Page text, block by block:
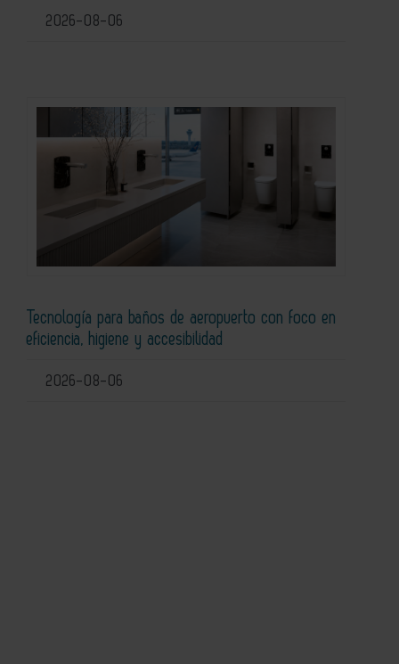
2026-08-06
Tecnología para baños de aeropuerto con foco en
eficiencia, higiene y accesibilidad
2026-08-06